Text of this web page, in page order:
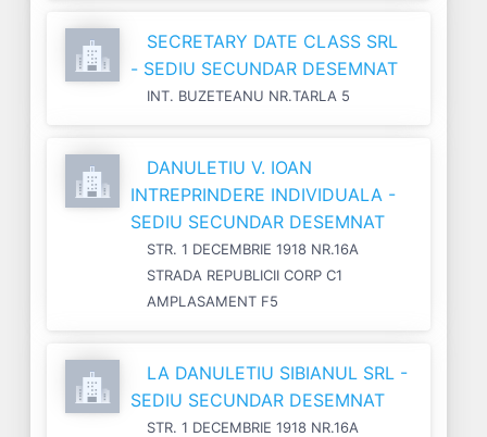
SECRETARY DATE CLASS SRL
- SEDIU SECUNDAR DESEMNAT
INT. BUZETEANU NR.TARLA 5
DANULETIU V. IOAN
INTREPRINDERE INDIVIDUALA -
SEDIU SECUNDAR DESEMNAT
STR. 1 DECEMBRIE 1918 NR.16A
STRADA REPUBLICII CORP C1
AMPLASAMENT F5
LA DANULETIU SIBIANUL SRL -
SEDIU SECUNDAR DESEMNAT
STR. 1 DECEMBRIE 1918 NR.16A